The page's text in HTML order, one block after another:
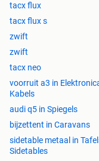
tacx flux
tacx flux s
zwift
zwift
tacx neo
voorruit a3 in
Kabels
audi q5 in Spiegels
bijzettent in Caravans
sidetable metaal in
Sidetables